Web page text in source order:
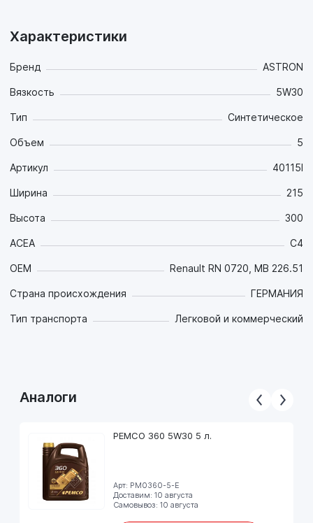
Характеристики
Бренд ASTRON
Вязкость 5W30
Тип Синтетическое
Объем 5
Артикул 40115l
Ширина 215
Высота 300
ACEA C4
OEM Renault RN 0720, MB 226.51
Страна происхождения ГЕРМАНИЯ
Тип транспорта Легковой и коммерческий
Аналоги
PEMCO 360 5W30 5 л.
Арт: PM0360-5-E
Доставим: 10 августа
Самовывоз: 10 августа